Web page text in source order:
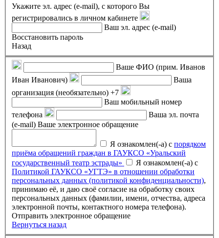
Укажите эл. адрес (e-mail), с которого Вы
регистрировались в личном кабинете
Ваш эл. адрес (e-mail)
Восстановить пароль
Назад
Ваше ФИО (прим. Иванов
Иван Иванович)
Ваша
организация (необязательно) +7
Ваш мобильный номер
телефона
Ваша эл. почта
(e-mail) Ваше электронное обращение
Я ознакомлен(-а) с порядком
приёма обращений граждан в ГАУКСО «Уральский
государственный театр эстрады»
Я ознакомлен(-а) с
Политикой ГАУКСО «УГТЭ» в отношении обработки
персональных данных (политикой конфиденциальности),
принимаю её, и даю своё согласие на обработку своих
персональных данных (фамилии, имени, отчества, адреса
электронной почты, контактного номера телефона).
Отправить электронное обращение
Вернуться назад